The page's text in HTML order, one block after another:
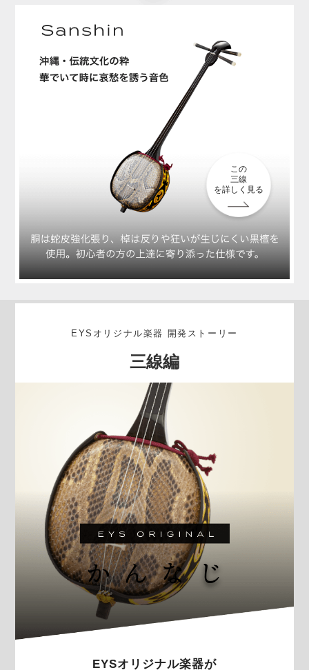
この
三線
を詳しく見る
EYSオリジナル楽器 開発ストーリー
三線編
EYSオリジナル楽器が